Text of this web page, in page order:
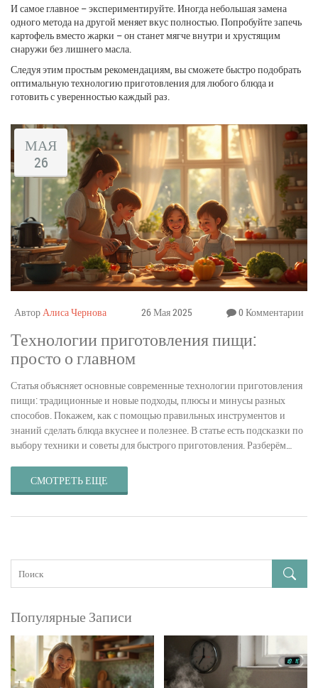
И самое главное – экспериментируйте. Иногда небольшая замена
одного метода на другой меняет вкус полностью. Попробуйте запечь
картофель вместо жарки – он станет мягче внутри и хрустящим
снаружи без лишнего масла.
Следуя этим простым рекомендациям, вы сможете быстро подобрать
оптимальную технологию приготовления для любого блюда и
готовить с уверенностью каждый раз.
МАЯ
26
АвторАлиса Чернова 26 Мая 2025 0 Комментарии
Технологии приготовления пищи:
просто о главном
Статья объясняет основные современные технологии приготовления
пищи: традиционные и новые подходы, плюсы и минусы разных
способов. Покажем, как с помощью правильных инструментов и
знаний сделать блюда вкуснее и полезнее. В статье есть подсказки по
выбору техники и советы для быстрого приготовления. Разберём
пригодится любому, кто любит поесть дома без лишней мороки.
СМОТРЕТЬ ЕЩЕ
Популярные Записи